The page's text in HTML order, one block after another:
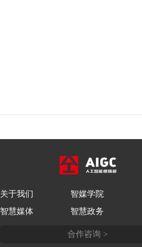
关于我们 智媒学院
智慧媒体
智慧政务
合作咨询 >